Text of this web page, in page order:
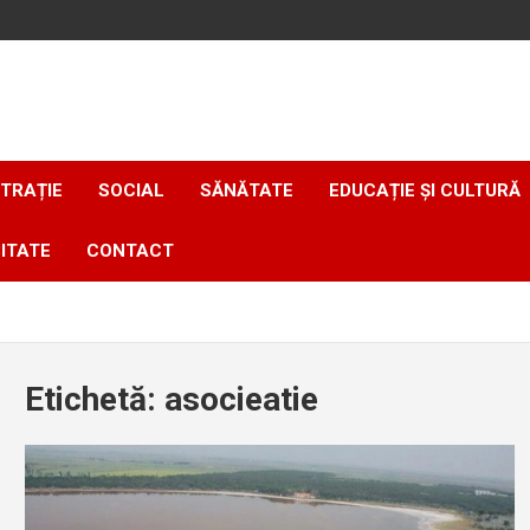
SOCIAL SĂNĂTATE EDUCAȚIE ȘI CULTURĂ
CONTACT
Etichetă: asocieatie